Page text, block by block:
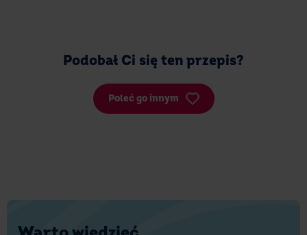
Podobał Ci się ten przepis?
Poleć go innym